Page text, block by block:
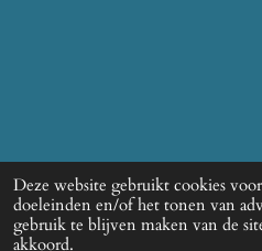
Deze website gebruikt cookies
doeleinden en/of het tonen van
gebruik te blijven maken van de
akkoord.